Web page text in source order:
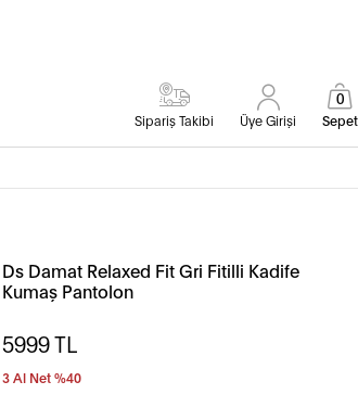
Sipariş Takibi Üye Girişi Sepet
0
Ds Damat Relaxed Fit Gri Fitilli Kadife
Kumaş Pantolon
5999TL
3 Al Net %40